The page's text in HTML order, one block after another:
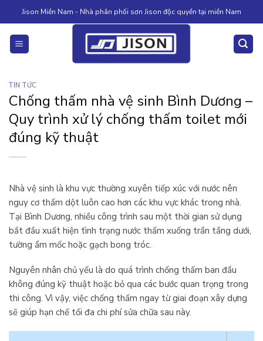
to
content
Jison Miền Nam - Nhà phân phối sơn Jison độc quyền tại miền Nam
TIN TỨC
Chống thấm nhà vệ sinh Bình Dương –
Quy trình xử lý chống thấm toilet mới
đúng kỹ thuật
Nhà vệ sinh là khu vực thường xuyên tiếp xúc với nước nên
nguy cơ thấm dột luôn cao hơn các khu vực khác trong nhà.
Tại Bình Dương, nhiều công trình sau một thời gian sử dụng
bắt đầu xuất hiện tình trạng nước thấm xuống trần tầng dưới,
tường ẩm mốc hoặc gạch bong tróc.
Nguyên nhân chủ yếu là do quá trình chống thấm ban đầu
không đúng kỹ thuật hoặc bỏ qua các bước quan trọng trong
thi công. Vì vậy, việc chống thấm ngay từ giai đoạn xây dựng
sẽ giúp hạn chế tối đa chi phí sửa chữa sau này.